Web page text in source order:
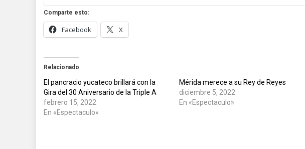
Comparte esto:
Facebook X
Relacionado
El pancracio yucateco brillará con la
Gira del 30 Aniversario de la Triple A
febrero 15, 2022
En «Espectaculo»
Mérida merece a su Rey de Reyes
diciembre 5, 2022
En «Espectaculo»